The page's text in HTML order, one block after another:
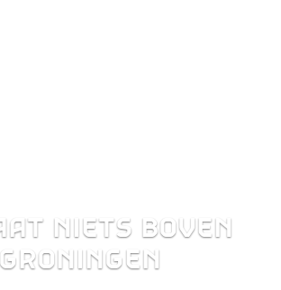
NIETS BOVEN
GRONINGEN